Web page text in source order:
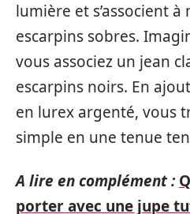
lumière et s’associent
escarpins sobres.
vous associez un jean
escarpins noirs. En
en lurex argenté, vous
simple en une tenue
A lire en complément :
porter avec une jupe